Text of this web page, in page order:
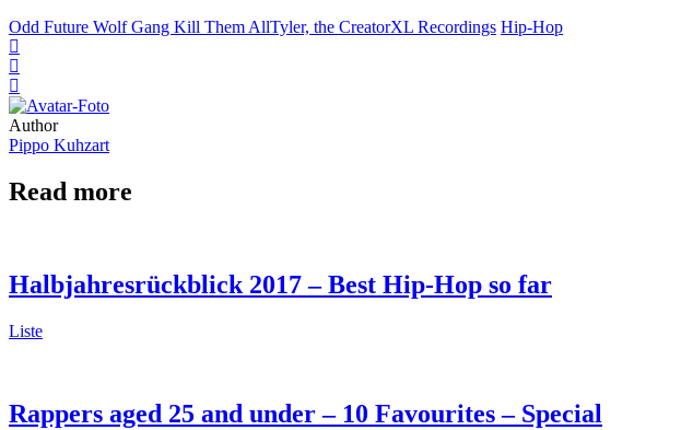
Odd Future Wolf Gang Kill Them AllTyler, the CreatorXL Recordings Hip-Hop
Author
Pippo Kuhzart
Read more
Halbjahresrückblick 2017 – Best Hip-Hop so far
Liste
Rappers aged 25 and under – 10 Favourites – Special